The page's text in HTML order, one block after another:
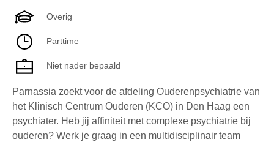
Overig
Parttime
Niet nader bepaald
Parnassia zoekt voor de afdeling Ouderenpsychiatrie van
het Klinisch Centrum Ouderen (KCO) in Den Haag een
psychiater. Heb jij affiniteit met complexe psychiatrie bij
ouderen? Werk je graag in een multidisciplinair team